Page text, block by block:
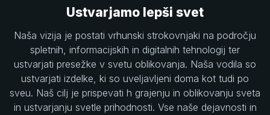
Ustvarjamo lepši svet
Naša vizija je postati vrhunski strokovnjaki na področju
spletnih, informacijskih in digitalnih tehnologij ter
ustvarjati presežke v svetu oblikovanja. Naša vodila so
ustvarjati izdelke, ki so uveljavljeni doma kot tudi po
sveu. Naš cilj je prispevati h grajenju in oblikovanju sveta
in ustvarjanju svetle prihodnosti. Vse naše dejavnosti in